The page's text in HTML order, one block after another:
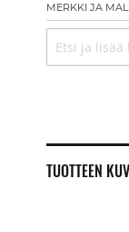
MERKKI JA
TUOTTEEN